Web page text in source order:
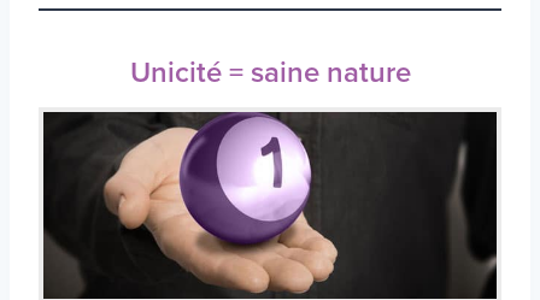
Unicité = saine nature